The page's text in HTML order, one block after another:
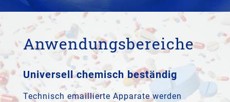
Anwendungsbereiche
Universell chemisch beständig
Technisch emaillierte Apparate werden